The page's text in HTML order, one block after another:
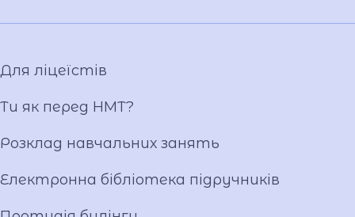
Публічні закупівлі
Фотогалерея
Відеогалерея
Вакансії
Публічна інформація
Для ліцеїстів
Ти як перед НМТ?
Розклад навчальних занять
Електронна бібліотека підручників